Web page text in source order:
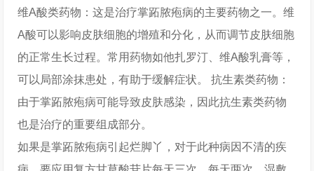
维A酸类药物：这是治疗掌跖脓疱病的主要药物之一。维
A酸可以影响皮肤细胞的增殖和分化，从而调节皮肤细胞
的正常生长过程。常用药物如他扎罗汀、维A酸乳膏等，
可以局部涂抹患处，有助于缓解症状。 抗生素类药物：
由于掌跖脓疱病可能导致皮肤感染，因此抗生素类药物
也是治疗的重要组成部分。
如果是掌跖脓疱病引起烂脚丫，对于此种病因不清的疾